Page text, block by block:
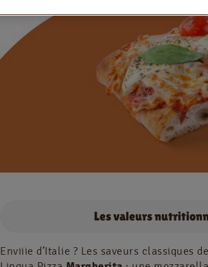
Les valeurs
Enviiie d’Italie ? Les saveurs classiques